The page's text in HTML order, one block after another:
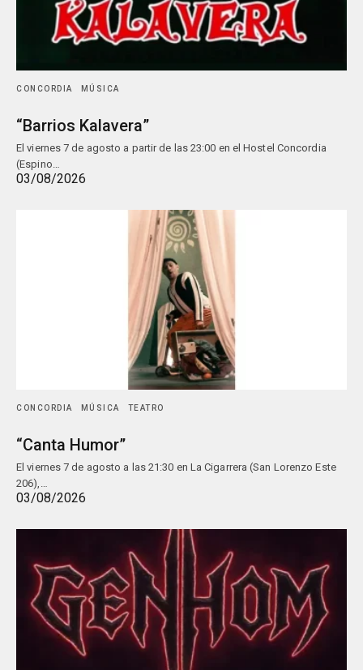
CONCORDIA MÚSICA
“Barrios Kalavera”
El viernes 7 de agosto a partir de las 23:00 en el Hostel Concordia
(Espino…
03/08/2026
CONCORDIA MÚSICA TEATRO
“Canta Humor”
El viernes 7 de agosto a las 21:30 en La Cigarrera (San Lorenzo Este
206),…
03/08/2026